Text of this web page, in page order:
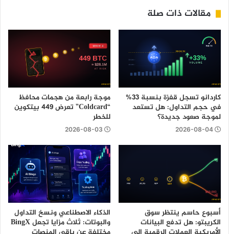
مقالات ذات صلة
كاردانو تسجل قفزة بنسبة 33%
في حجم التداول: هل تستعد
لموجة صعود جديدة؟
2026-08-04
موجة رابعة من هجمات محافظ
“Coldcard” تعرض 449 بيتكوين
للخطر
2026-08-03
أسبوع حاسم ينتظر سوق
الكريبتو: هل تدفع البيانات
الذكاء الاصطناعي ونسخ التداول
والبوتات: ثلاث مزايا تجعل BingX